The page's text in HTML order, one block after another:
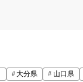
大分県 山口県